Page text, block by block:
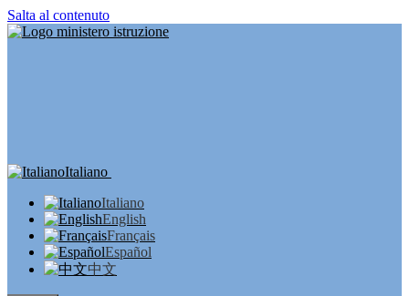
Salta al contenuto
Italiano
Italiano
English
Français
Español
中文